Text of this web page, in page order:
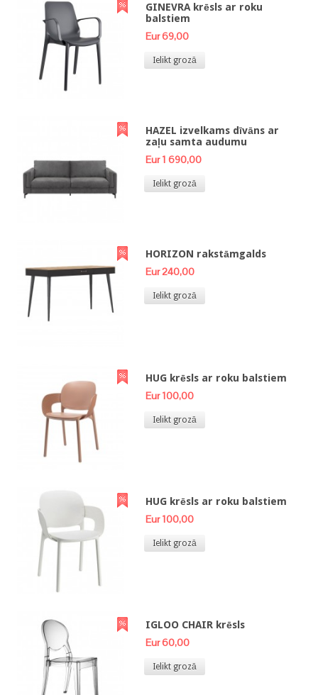
GINEVRA krēsls ar roku
balstiem
Eur 69,00
Ielikt grozā
HAZEL izvelkams dīvāns ar
zaļu samta audumu
Eur 1 690,00
Ielikt grozā
HORIZON rakstāmgalds
Eur 240,00
Ielikt grozā
HUG krēsls ar roku balstiem
Eur 100,00
Ielikt grozā
HUG krēsls ar roku balstiem
Eur 100,00
Ielikt grozā
IGLOO CHAIR krēsls
Eur 60,00
Ielikt grozā